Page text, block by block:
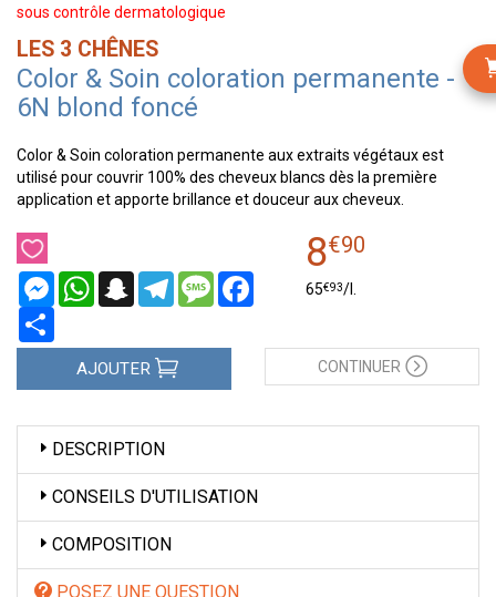
sous contrôle dermatologique
LES 3 CHÊNES
Color & Soin coloration permanente -
6N blond foncé
Color & Soin coloration permanente aux extraits végétaux est
utilisé pour couvrir 100% des cheveux blancs dès la première
application et apporte brillance et douceur aux cheveux.
MessengerWhatsAppSnapchatTelegramMessageFacebook
8€90
65€93/
AJOUTER CONTINUER
DESCRIPTION
CONSEILS D'UTILISATION
COMPOSITION
POSEZ UNE QUESTION